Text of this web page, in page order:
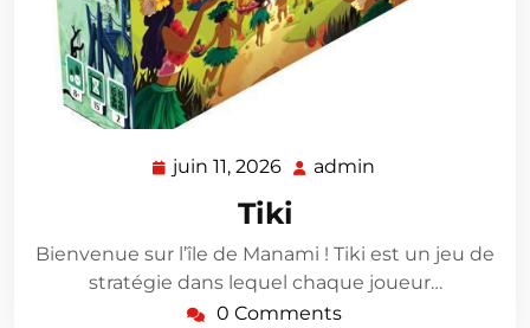
juin 11, 2026 juin
11,
2026
admin
Tiki
Bienvenue sur l’île de Manami ! Tiki est un jeu de
stratégie dans lequel chaque joueur…
0 Comments